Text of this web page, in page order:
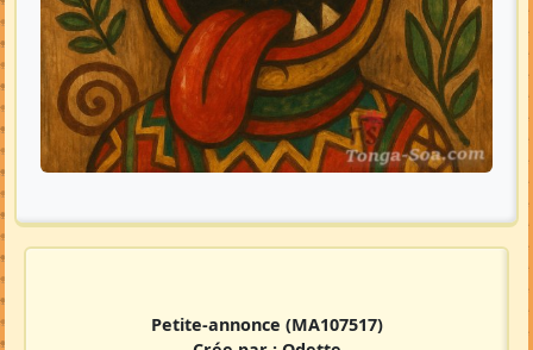
Petite-annonce (MA107517)